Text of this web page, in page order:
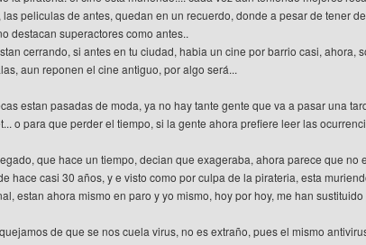
peliculas de antes, quedan en un recuerdo, donde a pesar de tener
destacan superactores como antes..
cerrando, si antes en tu ciudad, habia un cine por barrio casi, ahora,
aun reponen el cine antiguo, por algo será...
estan pasadas de moda, ya no hay tante gente que va a pasar una
o para que perder el tiempo, si la gente ahora prefiere leer las
que hace un tiempo, decian que exageraba, ahora parece que no
hace casi 30 años, y e visto como por culpa de la pirateria, esta
estan ahora mismo en paro y yo mismo, hoy por hoy, me han
de que se nos cuela virus, no es extraño, pues el mismo